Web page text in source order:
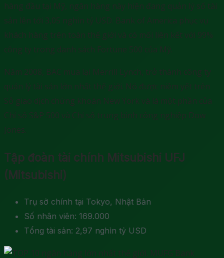
hàng đầu tại Mỹ, ngân hàng này hiện đang quản lý số tài
sản lên tới 3,05 nghìn tỷ USD. Bank of America phục vụ
khách hàng trên toàn thế giới và có mối liên kết với 99%
công ty trong danh sách Fortune 500 của Mỹ.
Năm 2008, BAC mua lại Merrill Lynch, trở thành công ty
quản lý tài sản lớn nhất thế giới. Nó được niêm yết trên
Sở giao dịch chứng khoán New York và là một phần của
Chỉ số S&P 500 và Chỉ số trung bình công nghiệp Dow
Jones.
Tập đoàn tài chính Mitsubishi UFJ
(Mitsubishi)
Trụ sở chính tại Tokyo, Nhật Bản
Số nhân viên: 169.000
Tổng tài sản: 2,97 nghìn tỷ USD